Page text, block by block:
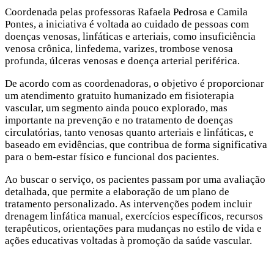
Coordenada pelas professoras Rafaela Pedrosa e Camila
Pontes, a iniciativa é voltada ao cuidado de pessoas com
doenças venosas, linfáticas e arteriais, como insuficiência
venosa crônica, linfedema, varizes, trombose venosa
profunda, úlceras venosas e doença arterial periférica.
De acordo com as coordenadoras, o objetivo é proporcionar
um atendimento gratuito humanizado em fisioterapia
vascular, um segmento ainda pouco explorado, mas
importante na prevenção e no tratamento de doenças
circulatórias, tanto venosas quanto arteriais e linfáticas, e
baseado em evidências, que contribua de forma significativa
para o bem-estar físico e funcional dos pacientes.
Ao buscar o serviço, os pacientes passam por uma avaliação
detalhada, que permite a elaboração de um plano de
tratamento personalizado. As intervenções podem incluir
drenagem linfática manual, exercícios específicos, recursos
terapêuticos, orientações para mudanças no estilo de vida e
ações educativas voltadas à promoção da saúde vascular.